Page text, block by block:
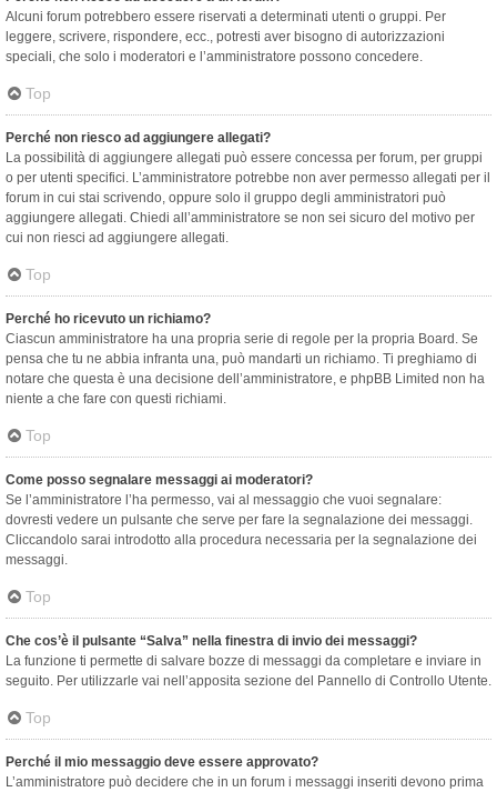
Alcuni forum potrebbero essere riservati a determinati utenti o gruppi. Per
leggere, scrivere, rispondere, ecc., potresti aver bisogno di autorizzazioni
speciali, che solo i moderatori e l’amministratore possono concedere.
Top
Perché non riesco ad aggiungere allegati?
La possibilità di aggiungere allegati può essere concessa per forum, per gruppi
o per utenti specifici. L’amministratore potrebbe non aver permesso allegati per il
forum in cui stai scrivendo, oppure solo il gruppo degli amministratori può
aggiungere allegati. Chiedi all’amministratore se non sei sicuro del motivo per
cui non riesci ad aggiungere allegati.
Top
Perché ho ricevuto un richiamo?
Ciascun amministratore ha una propria serie di regole per la propria Board. Se
pensa che tu ne abbia infranta una, può mandarti un richiamo. Ti preghiamo di
notare che questa è una decisione dell’amministratore, e phpBB Limited non ha
niente a che fare con questi richiami.
Top
Come posso segnalare messaggi ai moderatori?
Se l’amministratore l’ha permesso, vai al messaggio che vuoi segnalare:
dovresti vedere un pulsante che serve per fare la segnalazione dei messaggi.
Cliccandolo sarai introdotto alla procedura necessaria per la segnalazione dei
messaggi.
Top
Che cos’è il pulsante “Salva” nella finestra di invio dei messaggi?
La funzione ti permette di salvare bozze di messaggi da completare e inviare in
seguito. Per utilizzarle vai nell’apposita sezione del Pannello di Controllo Utente.
Top
Perché il mio messaggio deve essere approvato?
L’amministratore può decidere che in un forum i messaggi inseriti devono prima